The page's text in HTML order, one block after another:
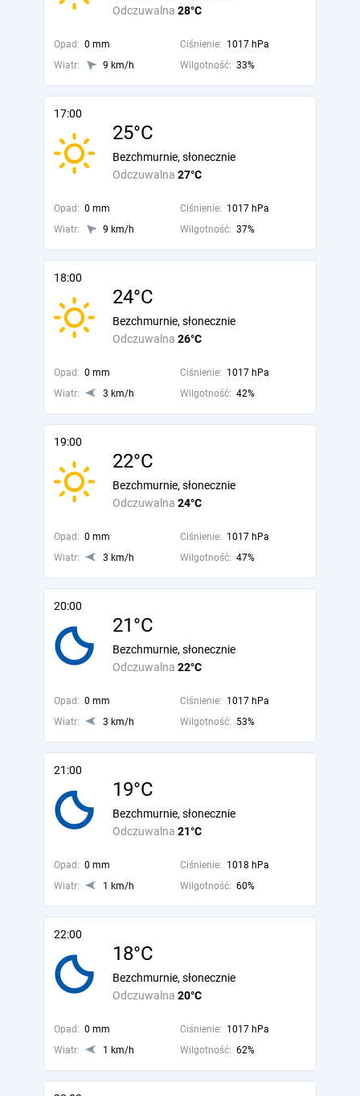
Odczuwalna 28°C
Opad: 0 mm Ciśnienie: 1017 hPa
Wiatr:
9 km/h Wilgotność: 33%
17:00
25°C
Odczuwalna 27°C
Bezchmurnie, słonecznie
Opad: 0 mm Ciśnienie: 1017 hPa
Wiatr:
9 km/h Wilgotność: 37%
18:00
24°C
Odczuwalna 26°C
Bezchmurnie, słonecznie
Opad: 0 mm Ciśnienie: 1017 hPa
Wiatr:
3 km/h Wilgotność: 42%
19:00
22°C
Odczuwalna 24°C
Bezchmurnie, słonecznie
Opad: 0 mm Ciśnienie: 1017 hPa
Wiatr:
3 km/h Wilgotność: 47%
20:00
21°C
Odczuwalna 22°C
Bezchmurnie, słonecznie
Opad: 0 mm Ciśnienie: 1017 hPa
Wiatr:
3 km/h Wilgotność: 53%
21:00
19°C
Odczuwalna 21°C
Bezchmurnie, słonecznie
Opad: 0 mm Ciśnienie: 1018 hPa
Wiatr:
1 km/h Wilgotność: 60%
22:00
18°C
Odczuwalna 20°C
Bezchmurnie, słonecznie
Opad: 0 mm Ciśnienie: 1017 hPa
Wiatr:
1 km/h Wilgotność: 62%